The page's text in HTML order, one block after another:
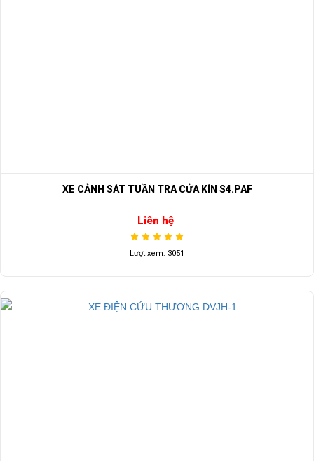
XE CẢNH SÁT TUẦN TRA CỬA KÍN S4.PAF
Liên hệ
Lượt xem: 3051